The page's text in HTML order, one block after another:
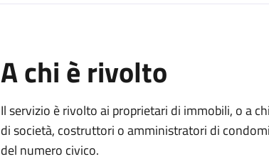
A chi è rivolto
Il servizio è rivolto ai proprietari di immobili, o a
di società, costruttori o amministratori di
del numero civico.